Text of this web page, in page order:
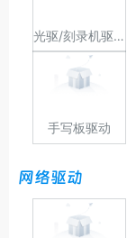
光驱/刻录机驱动
手写板驱动
网络驱动